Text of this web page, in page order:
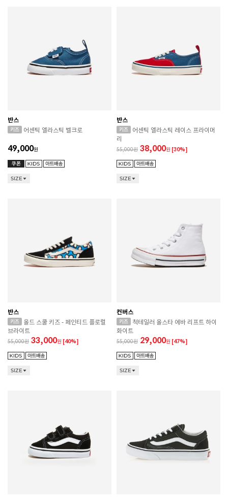
반스
어센틱 엘라스틱 벨크로
49,000원
SIZE
반스
어센틱 엘라스틱 레이스 프라이머
리
55,000 38,000원 [30%]
SIZE
반스
올드 스쿨 키즈 - 페인티드 플로럴
브라이트
55,000 33,000원 [40%]
SIZE
컨버스
척테일러 올스타 에바 리프트 하이
화이트
55,000 29,000원 [47%]
SIZE